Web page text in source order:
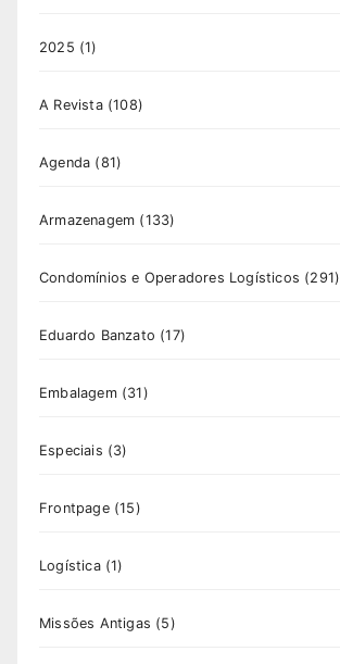
2025 (1)
A Revista(108)
Agenda (81)
Armazenagem (133)
Condomínios e Operadores Logísticos (291)
Eduardo Banzato (17)
Embalagem(31)
Especiais (3)
Frontpage(15)
Logística(1)
Missões Antigas (5)